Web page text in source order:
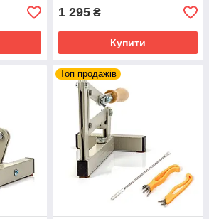
1 295 ₴
Купити
Топ продажів